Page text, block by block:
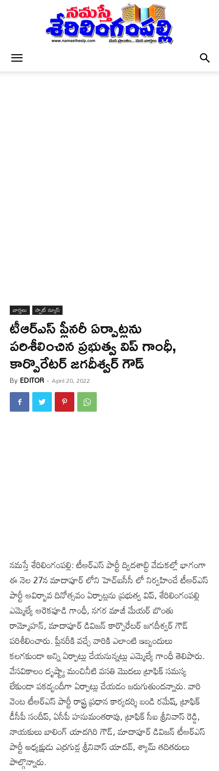
వార్త‌లు స్పాట్ న్యూస్
టీఆర్ఎస్ ప్లీనరీ ఏర్పాట్లను
పరిశీలించిన ప్రభుత్వ విప్ గాంధీ,
కార్పొరేటర్ జగదీశ్వర్ గౌడ్
ByEDITOR - April 20, 2022
నమస్తే శేరిలింగంపల్లి: టీఆర్ఎస్ పార్టీ ద్విదశాబ్ది వేడుకల్లో భాగంగా
ఈ నెల 27న మాదాపూర్ లోని హెచ్ఐసీసీ లో నిర్వహించే టీఆర్ఎస్
పార్టీ ఆవిర్భావ దినోత్సవం ఏర్పాట్లను ప్రభుత్వ విప్, శేరిలింగంపల్లి
ఎమ్మెల్యే ఆరెకపూడి గాంధీ, నగర మాజీ మేయర్ బొంతు
రామ్మోహన్, మాదాపూర్ డివిజన్ కార్పొరేటర్ జగదీశ్వర్ గౌడ్
పరిశీలించారు. ప్లీనరీకి వచ్చే వారికి ఎలాంటి ఇబ్బందులు‌‌
కలగకుండా అన్ని ఏర్పాట్లు చేయనున్నట్లు ఎమ్మెల్యే గాంధీ తెలిపారు.
వేసవికాలం‌ దృష్ట్యా మంచినీటి‌ వసతి మొదలు ట్రాఫిక్ సమస్య
లేకుండా పకడ్బందీగా ఏర్పాట్లు చేయడం జరుగుతుందన్నారు. వారి
వెంట టీఆర్ఎస్ పార్టీ రాష్ట్ర ప్రధాన కార్యదర్శి బండి రమేష్, ట్రాఫిక్
డీసీపీ సందీప్, ఏసీపీ హనుమంతరావు, ట్రాఫిక్ సీఐ శ్రీనివాస్ రెడ్డి,
నాయకులు బాలింగ్ యాదగిరి గౌడ్, మాదాపూర్ డివిజన్ టీఆర్ఎస్
పార్టీ అధ్యక్షుడు ఎర్రగుడ్ల శ్రీనివాస్ యాదవ్, శ్యామ్ తదితరులు
పాల్గొన్నారు.